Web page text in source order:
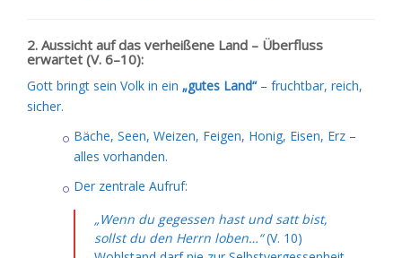
2. Aussicht auf das verheißene Land – Überfluss
erwartet (V. 6–10):
Gott bringt sein Volk in ein „gutes Land“– fruchtbar, reich,
sicher.
Bäche, Seen, Weizen, Feigen, Honig, Eisen, Erz –
alles vorhanden.
Der zentrale Aufruf:
„Wenn du gegessen hast und satt bist,
sollst du den Herrn loben…“(V. 10)